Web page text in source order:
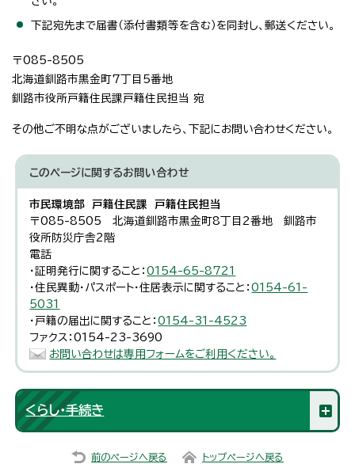
下記宛先まで届書（添付書類等を含む）を同封し、郵送ください。
〒085-8505
北海道釧路市黒金町7丁目5番地
釧路市役所戸籍住民課戸籍住民担当 宛
その他ご不明な点がございましたら、下記にお問い合わせください。
このページに関するお問い合わせ
市民環境部 戸籍住民課 戸籍住民担当
〒085-8505 北海道釧路市黒金町8丁目2番地 釧路市
役所防災庁舎2階
電話
・証明発行に関すること：0154-65-8721
・住民異動・パスポート・住居表示に関すること：0154-61-
5031
・戸籍の届出に関すること：0154-31-4523
ファクス：0154-23-3690
お問い合わせは専用フォームをご利用ください。
くらし・手続き
前のページへ戻る トップページへ戻る